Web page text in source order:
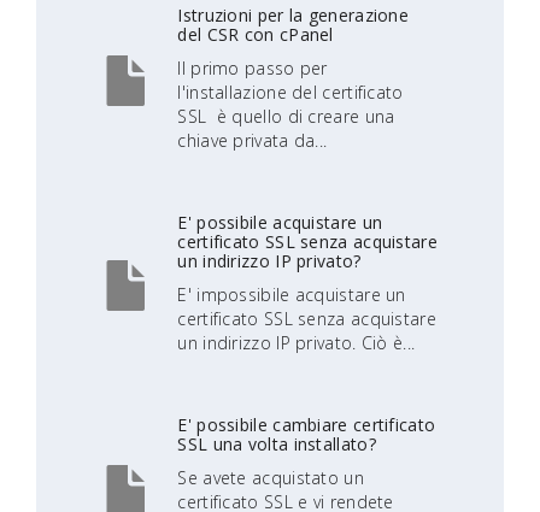
Istruzioni per la generazione
del CSR con cPanel
Il primo passo per
l'installazione del certificato
SSL è quello di creare una
chiave privata da...
E' possibile acquistare un
certificato SSL senza acquistare
un indirizzo IP privato?
E' impossibile acquistare un
certificato SSL senza acquistare
un indirizzo IP privato. Ciò è...
E' possibile cambiare certificato
SSL una volta installato?
Se avete acquistato un
certificato SSL e vi rendete